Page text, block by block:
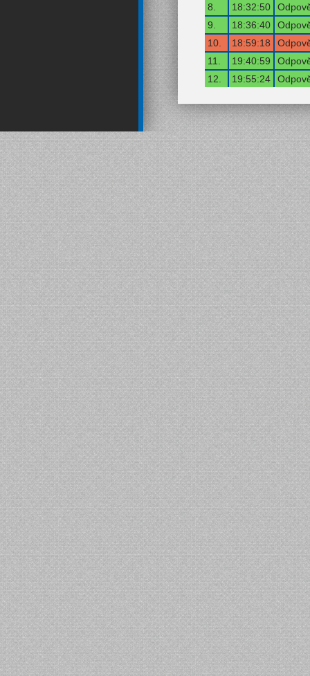
8. 18:32:50
9.
18:36:40
10.
18:59:18
11.
19:40:59
12.
19:55:24